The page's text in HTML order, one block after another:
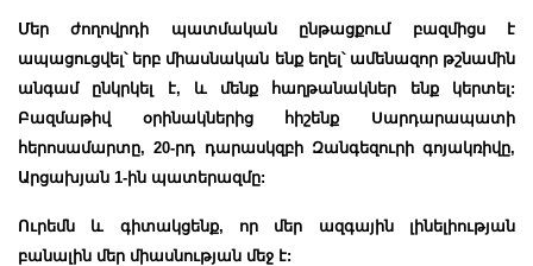
Մեր ժողովրդի պատմական ընթացքում բազմիցս է
ապացուցվել՝ երբ միասնական ենք եղել՝ ամենազոր թշնամին
անգամ ընկրկել է, և մենք հաղթանակներ ենք կերտել:
Բազմաթիվ օրինակներից հիշենք Սարդարապատի
հերոսամարտը, 20-րդ դարասկզբի Զանգեզուրի գոյակռիվը,
Արցախյան 1-ին պատերազմը:
Ուրեմն և գիտակցենք, որ մեր ազգային լինելիության
բանալին մեր միասնության մեջ է: